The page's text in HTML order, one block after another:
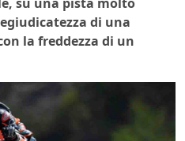
di una
la freddezza di un